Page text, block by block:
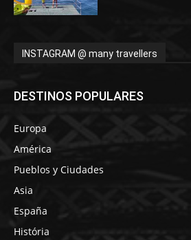
INSTAGRAM @ many travellers
DESTINOS POPULARES
Europa
América
Pueblos y Ciudades
Asia
España
História